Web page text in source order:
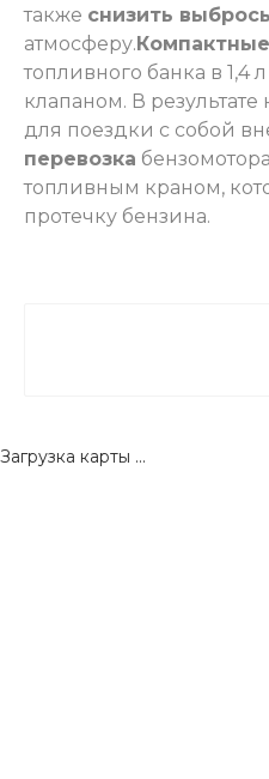
также снизить
атмосферу.
топливного банка в 1,4
клапаном. В
для поездки с собой
перевозка
топливным краном,
протечку бензина.
Загрузка карты ...